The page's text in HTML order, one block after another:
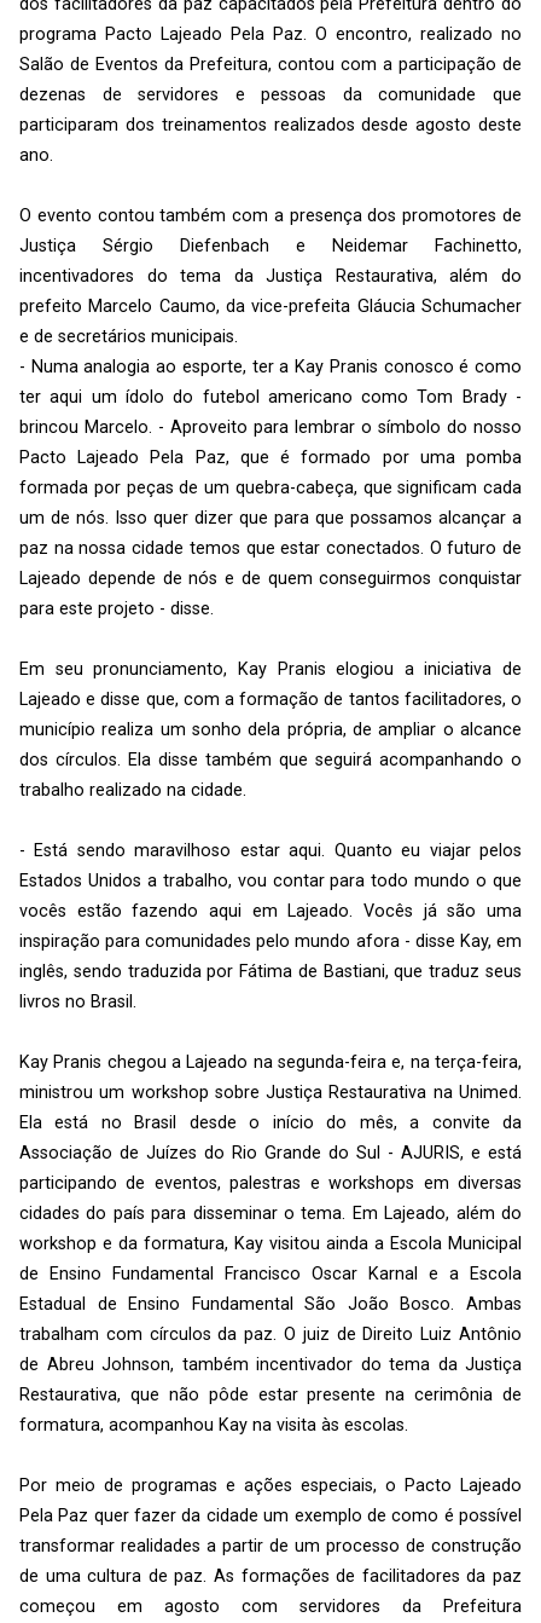
dos facilitadores da paz capacitados pela Prefeitura dentro do
programa Pacto Lajeado Pela Paz. O encontro, realizado no
Salão de Eventos da Prefeitura, contou com a participação de
dezenas de servidores e pessoas da comunidade que
participaram dos treinamentos realizados desde agosto deste
ano.
O evento contou também com a presença dos promotores de
Justiça Sérgio Diefenbach e Neidemar Fachinetto,
incentivadores do tema da Justiça Restaurativa, além do
prefeito Marcelo Caumo, da vice-prefeita Gláucia Schumacher
e de secretários municipais.
- Numa analogia ao esporte, ter a Kay Pranis conosco é como
ter aqui um ídolo do futebol americano como Tom Brady -
brincou Marcelo. - Aproveito para lembrar o símbolo do nosso
Pacto Lajeado Pela Paz, que é formado por uma pomba
formada por peças de um quebra-cabeça, que significam cada
um de nós. Isso quer dizer que para que possamos alcançar a
paz na nossa cidade temos que estar conectados. O futuro de
Lajeado depende de nós e de quem conseguirmos conquistar
para este projeto - disse.
Em seu pronunciamento, Kay Pranis elogiou a iniciativa de
Lajeado e disse que, com a formação de tantos facilitadores, o
município realiza um sonho dela própria, de ampliar o alcance
dos círculos. Ela disse também que seguirá acompanhando o
trabalho realizado na cidade.
- Está sendo maravilhoso estar aqui. Quanto eu viajar pelos
Estados Unidos a trabalho, vou contar para todo mundo o que
vocês estão fazendo aqui em Lajeado. Vocês já são uma
inspiração para comunidades pelo mundo afora - disse Kay, em
inglês, sendo traduzida por Fátima de Bastiani, que traduz seus
livros no Brasil.
Kay Pranis chegou a Lajeado na segunda-feira e, na terça-feira,
ministrou um workshop sobre Justiça Restaurativa na Unimed.
Ela está no Brasil desde o início do mês, a convite da
Associação de Juízes do Rio Grande do Sul - AJURIS, e está
participando de eventos, palestras e workshops em diversas
cidades do país para disseminar o tema. Em Lajeado, além do
workshop e da formatura, Kay visitou ainda a Escola Municipal
de Ensino Fundamental Francisco Oscar Karnal e a Escola
Estadual de Ensino Fundamental São João Bosco. Ambas
trabalham com círculos da paz. O juiz de Direito Luiz Antônio
de Abreu Johnson, também incentivador do tema da Justiça
Restaurativa, que não pôde estar presente na cerimônia de
formatura, acompanhou Kay na visita às escolas.
Por meio de programas e ações especiais, o Pacto Lajeado
Pela Paz quer fazer da cidade um exemplo de como é possível
transformar realidades a partir de um processo de construção
de uma cultura de paz. As formações de facilitadores da paz
começou em agosto com servidores da Prefeitura